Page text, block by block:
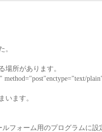
。
場所があります。
います。
フォーム用のプログラムに設